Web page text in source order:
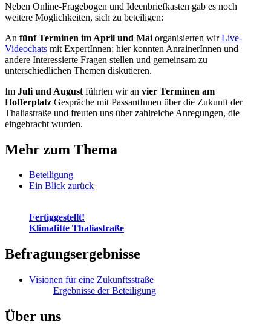
Neben Online-Fragebogen und Ideenbriefkasten gab es noch
weitere Möglichkeiten, sich zu beteiligen:
An fünf Terminen im April und Mai organisierten wirLive-
Videochats mit ExpertInnen; hier konnten AnrainerInnen und
andere Interessierte Fragen stellen und gemeinsam zu
unterschiedlichen Themen diskutieren.
Im Juli und August führten wir an vier Terminen am
Hofferplatz Gespräche mit PassantInnen über die Zukunft der
Thaliastraße und freuten uns über zahlreiche Anregungen, die
eingebracht wurden.
Mehr zum Thema
Beteiligung
Ein Blick zurück
Fertig­ge­stellt!
Klimafitte Thaliastraße
Befragungsergebnisse
Visionen für eine Zukunftsstraße
Ergebnisse der Beteiligung
Über uns